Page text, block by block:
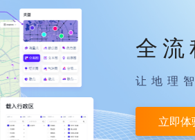
全
让地理
立即体